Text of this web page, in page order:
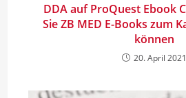
DDA auf ProQuest Ebook
Sie ZB MED E-Books zum
können
20. April 2021